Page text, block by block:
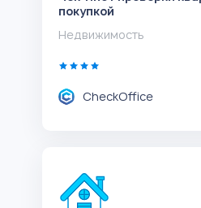
покупкой
Недвижимость
CheckOffice